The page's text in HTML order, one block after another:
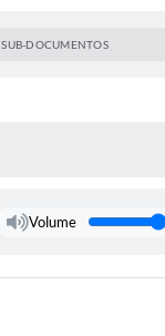
SUB-DOCUMENTOS
Volume